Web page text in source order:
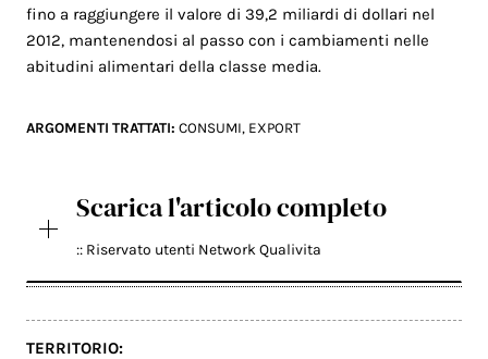
fino a raggiungere il valore di 39,2 miliardi di dollari nel
2012, mantenendosi al passo con i cambiamenti nelle
abitudini alimentari della classe media.
ARGOMENTI TRATTATI:CONSUMI, EXPORT
Scarica l'articolo completo
:: Riservato utenti Network Qualivita
TERRITORIO: